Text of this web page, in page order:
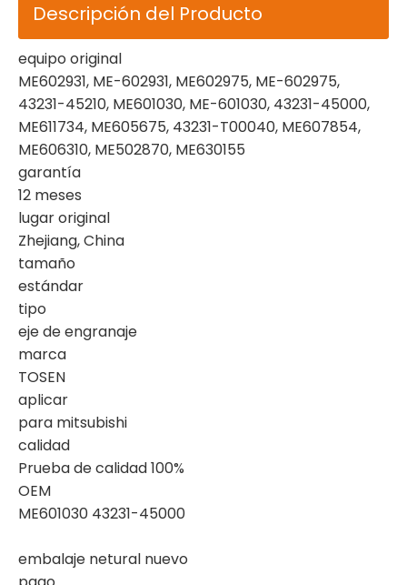
Descripción del Producto
equipo original
ME602931, ME-602931, ME602975, ME-602975,
43231-45210, ME601030, ME-601030, 43231-45000,
ME611734, ME605675, 43231-T00040, ME607854,
ME606310, ME502870, ME630155
garantía
12 meses
lugar original
Zhejiang, China
tamaño
estándar
tipo
eje de engranaje
marca
TOSEN
aplicar
para mitsubishi
calidad
Prueba de calidad 100%
OEM
ME601030 43231-45000
embalaje netural nuevo